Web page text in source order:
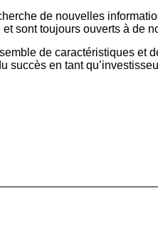
de nouvelles
sont toujours ouverts à de
de caractéristiques et
succès en tant